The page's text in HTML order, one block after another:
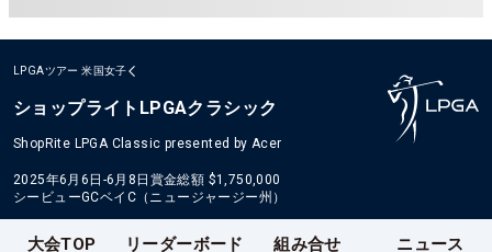
LPGAツアー 米国女子
ショップライトLPGAクラシック
ShopRite LPGA Classic presented by Acer
2025年6月6日-6月8日 賞金総額 $1,750,000
シービューGCベイC（ニュージャージー州）
大会TOP リーダーボード 組み合せ ニュース